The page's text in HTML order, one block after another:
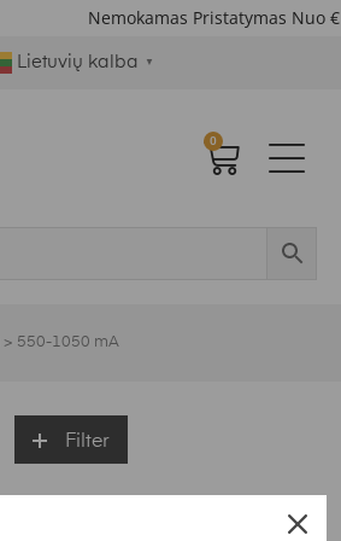
Nemokamas Pristatymas Nuo
Lietuvių kalba ▼
0
> 550-1050 mA
Filter